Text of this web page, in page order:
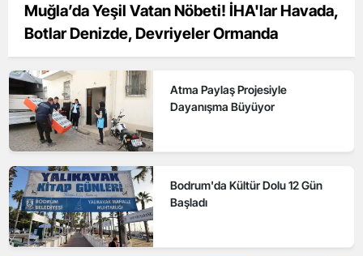
Muğla’da Yeşil Vatan Nöbeti! İHA'lar Havada,
Botlar Denizde, Devriyeler Ormanda
Atma Paylaş Projesiyle
Dayanışma Büyüyor
Bodrum'da Kültür Dolu 12 Gün
Başladı